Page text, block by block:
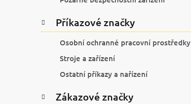
n
Příkazové značky
Osobní ochranné pracovní prostředky
Stroje a zařízení
Ostatní příkazy a nařízení
Zákazové značky